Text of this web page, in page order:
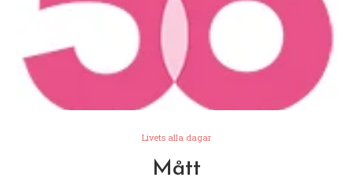
Livets alla dagar
Mått